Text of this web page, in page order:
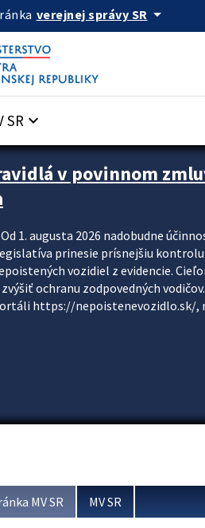
obsahverejnej správy SR arrow_drop_down
SR keyboard_arrow_down
posun upútavok
v povinnom
1. augusta 2026 nadobudne
prinesie prísnejšiu
vozidiel z evidencie.
ochranu zodpovedných
https://nepoistenevozidlo.sk/,
MV SR MV SR